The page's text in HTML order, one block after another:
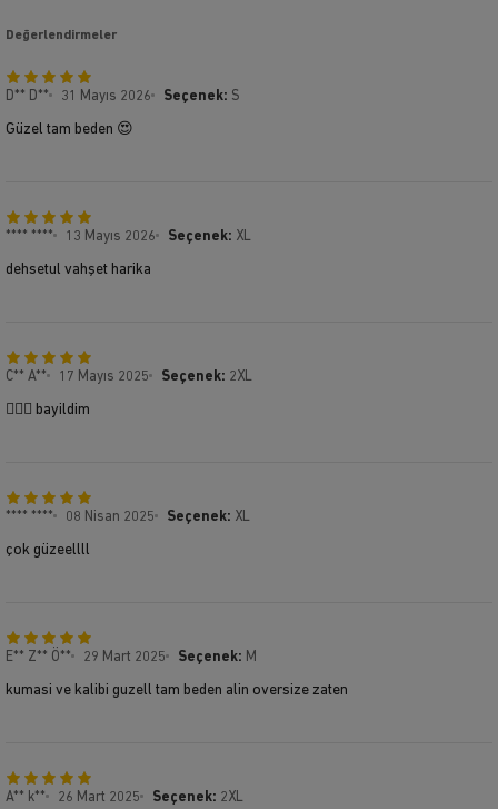
Değerlendirmeler
D** D** 31 Mayıs 2026 Seçenek: S
Güzel tam beden 😍
**** **** 13 Mayıs 2026 Seçenek: XL
dehsetul vahşet harika
C** A** 17 Mayıs 2025 Seçenek: 2XL
🧍🏻‍♂️ bayildim
**** **** 08 Nisan 2025 Seçenek: XL
çok güzeellll
E** Z** Ö** 29 Mart 2025 Seçenek: M
kumasi ve kalibi guzell tam beden alin oversize zaten
A** k** 26 Mart 2025 Seçenek: 2XL